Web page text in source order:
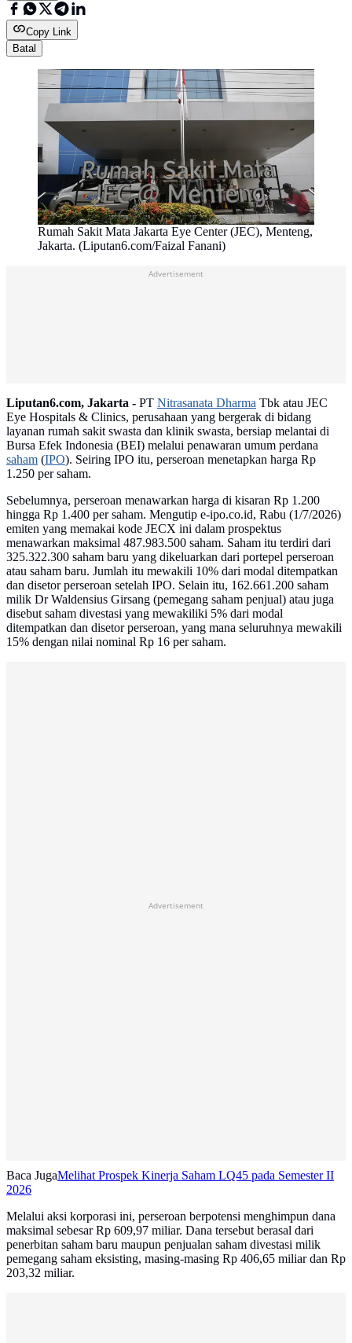
Copy Link
Batal
Rumah Sakit Mata Jakarta Eye Center (JEC), Menteng,
Jakarta. (Liputan6.com/Faizal Fanani)
Advertisement
Liputan6.com, Jakarta - PT Nitrasanata Dharma Tbk atau JEC
Eye Hospitals & Clinics, perusahaan yang bergerak di bidang
layanan rumah sakit swasta dan klinik swasta, bersiap melantai di
Bursa Efek Indonesia (BEI) melalui penawaran umum perdana
saham (IPO). Seiring IPO itu, perseroan menetapkan harga Rp
1.250 per saham.
Sebelumnya, perseroan menawarkan harga di kisaran Rp 1.200
hingga Rp 1.400 per saham. Mengutip e-ipo.co.id, Rabu (1/7/2026)
emiten yang memakai kode JECX ini dalam prospektus
menawarkan maksimal 487.983.500 saham. Saham itu terdiri dari
325.322.300 saham baru yang dikeluarkan dari portepel perseroan
atau saham baru. Jumlah itu mewakili 10% dari modal ditempatkan
dan disetor perseroan setelah IPO. Selain itu, 162.661.200 saham
milik Dr Waldensius Girsang (pemegang saham penjual) atau juga
disebut saham divestasi yang mewakiliki 5% dari modal
ditempatkan dan disetor perseroan, yang mana seluruhnya mewakili
15% dengan nilai nominal Rp 16 per saham.
Advertisement
Baca JugaMelihat Prospek Kinerja Saham LQ45 pada Semester II
2026
Melalui aksi korporasi ini, perseroan berpotensi menghimpun dana
maksimal sebesar Rp 609,97 miliar. Dana tersebut berasal dari
penerbitan saham baru maupun penjualan saham divestasi milik
pemegang saham eksisting, masing-masing Rp 406,65 miliar dan Rp
203,32 miliar.